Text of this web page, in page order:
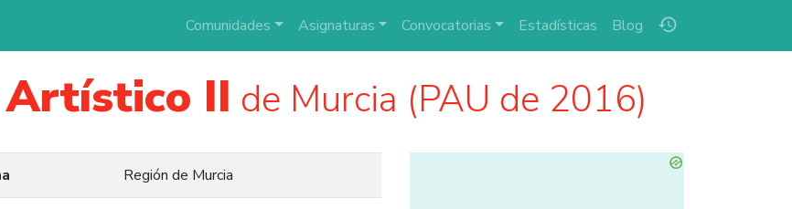
history
Comunidades Asignaturas Convocatorias Estadísticas Blog
II de Murcia (PAU de 2016)
Región de Murcia